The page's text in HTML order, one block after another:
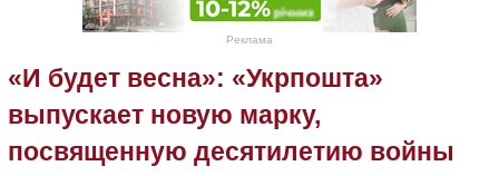
Реклама
«И будет весна»: «Укрпошта»
выпускает новую марку,
посвященную десятилетию войны